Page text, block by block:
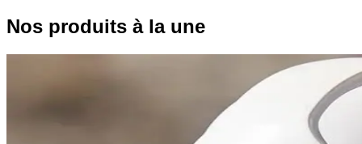
Nos produits à la une